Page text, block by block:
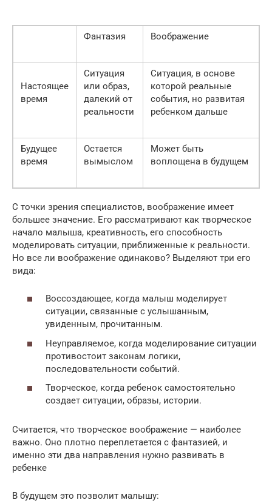
Фантазия Воображение
Настоящее
время
Ситуация
или образ,
далекий от
реальности
Ситуация, в основе
которой реальные
события, но развитая
ребенком дальше
Будущее
время
Остается
вымыслом
Может быть
воплощена в будущем
С точки зрения специалистов, воображение имеет
большее значение. Его рассматривают как творческое
начало малыша, креативность, его способность
моделировать ситуации, приближенные к реальности.
Но все ли воображение одинаково? Выделяют три его
вида:
Воссоздающее, когда малыш моделирует
ситуации, связанные с услышанным,
увиденным, прочитанным.
Неуправляемое, когда моделирование ситуации
противостоит законам логики,
последовательности событий.
Творческое, когда ребенок самостоятельно
создает ситуации, образы, истории.
Считается, что творческое воображение — наиболее
важно. Оно плотно переплетается с фантазией, и
именно эти два направления нужно развивать в
ребенке
В будущем это позволит малышу: